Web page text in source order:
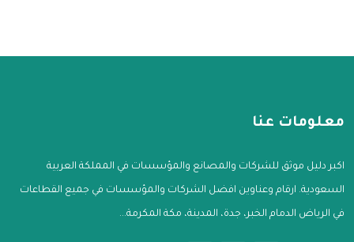
معلومات عنا
اكبر دليل موثق للشركات والمصانع والمؤسسات في المملكة العربية
السعودية. ارقام وعناوين افضل الشركات والمؤسسات في جميع القطاعات
في الرياض الدمام الخبر، جدة، المدينة، مكة المكرمة...